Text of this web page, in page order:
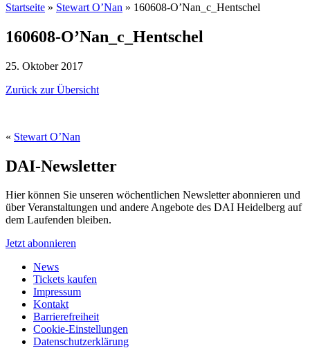
Startseite » Stewart O’Nan » 160608-O’Nan_c_Hentschel
160608-O’Nan_c_Hentschel
25. Oktober 2017
Zurück zur Übersicht
« Stewart O’Nan
DAI-Newsletter
Hier können Sie unseren wöchentlichen Newsletter abonnieren und
über Veranstaltungen und andere Angebote des DAI Heidelberg auf
dem Laufenden bleiben.
Jetzt abonnieren
News
Tickets kaufen
Impressum
Kontakt
Barrierefreiheit
Cookie-Einstellungen
Datenschutzerklärung